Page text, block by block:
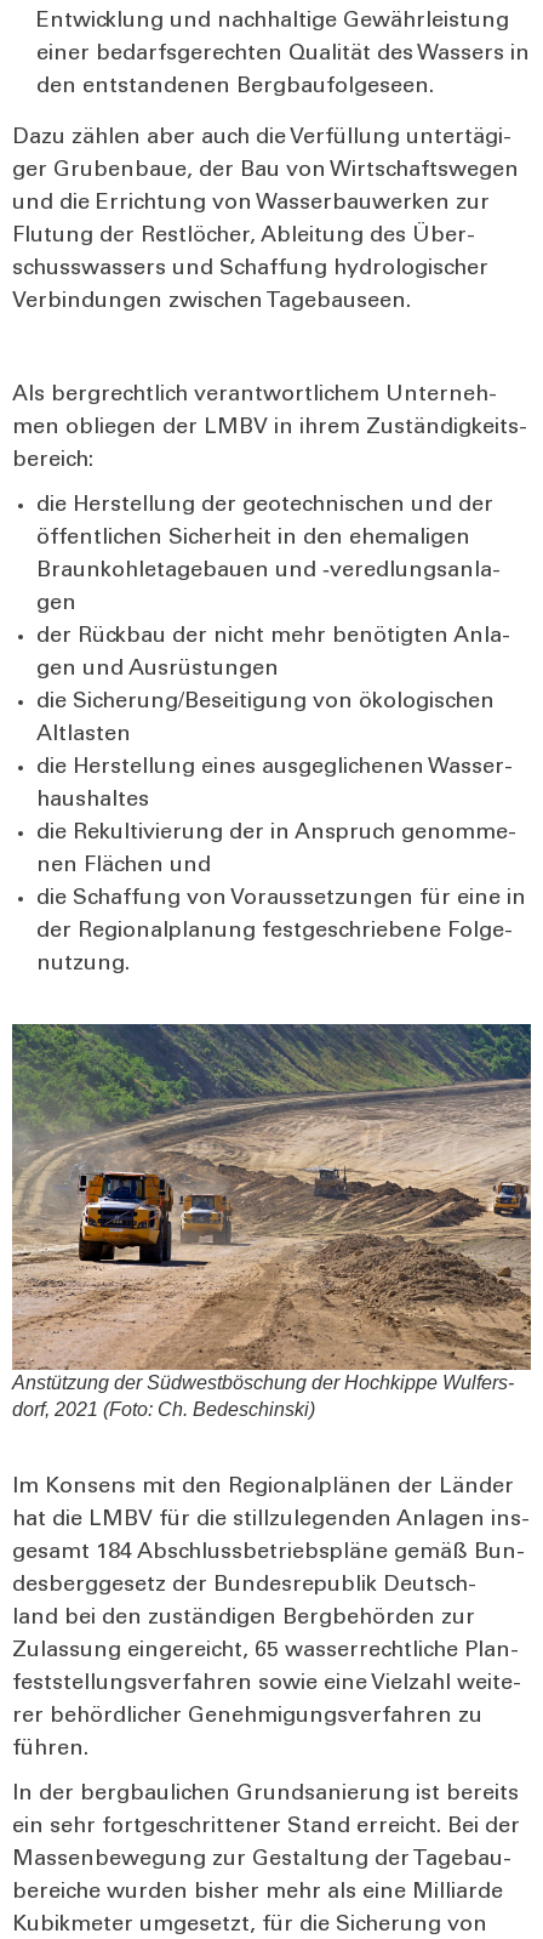
Ent­wick­lung und nach­hal­ti­ge Gewähr­leis­tung
einer bedarfs­ge­rech­ten Qua­li­tät des Was­sers in
den ent­stan­de­nen Berg­bau­fol­ge­seen.
Dazu zäh­len aber auch die Ver­fül­lung unter­tä­gi­
ger Gru­ben­baue, der Bau von Wirt­schafts­we­gen
und die Errich­tung von Was­ser­bau­wer­ken zur
Flu­tung der Rest­lö­cher, Ablei­tung des Über­
schuss­was­sers und Schaf­fung hydro­lo­gi­scher
Ver­bin­dun­gen zwi­schen Tage­bau­seen.
Als berg­recht­lich ver­ant­wort­li­chem Unter­neh­
men oblie­gen der LMBV in ihrem Zustän­dig­keits­
be­reich:
die Her­stel­lung der geo­tech­ni­schen und der
öffent­li­chen Sicher­heit in den ehe­ma­li­gen
Braun­koh­le­ta­ge­bau­en und ‑ver­ed­lungs­an­la­
gen
der Rück­bau der nicht mehr benö­tig­ten Anla­
gen und Aus­rüs­tun­gen
die Sicherung/Beseitigung von öko­lo­gi­schen
Alt­las­ten
die Her­stel­lung eines aus­ge­gli­che­nen Was­ser­
haus­hal­tes
die Rekul­ti­vie­rung der in Anspruch genom­me­
nen Flä­chen und
die Schaf­fung von Vor­aus­set­zun­gen für eine in
der Regio­nal­pla­nung fest­ge­schrie­be­ne Fol­ge­
nut­zung.
Anstüt­zung der Süd­west­bö­schung der Hoch­kip­pe Wul­fers­
dorf, 2021 (Foto: Ch. Bedesch­in­ski)
Im Kon­sens mit den Regio­nal­plä­nen der Län­der
hat die LMBV für die still­zu­le­gen­den Anla­gen ins­
ge­samt 184 Abschluss­be­triebs­plä­ne gemäß Bun­
des­berg­ge­setz der Bun­des­re­pu­blik Deutsch­
land bei den zustän­di­gen Berg­be­hör­den zur
Zulas­sung ein­ge­reicht, 65 was­ser­recht­li­che Plan­
fest­stel­lungs­ver­fah­ren sowie eine Viel­zahl wei­te­
rer behörd­li­cher Geneh­mi­gungs­ver­fah­ren zu
füh­ren.
In der berg­bau­li­chen Grund­sa­nie­rung ist bereits
ein sehr fort­ge­schrit­te­ner Stand erreicht. Bei der
Mas­sen­be­we­gung zur Gestal­tung der Tage­bau­
be­rei­che wur­den bis­her mehr als eine Mil­li­ar­de
Kubik­me­ter umge­setzt, für die Siche­rung von